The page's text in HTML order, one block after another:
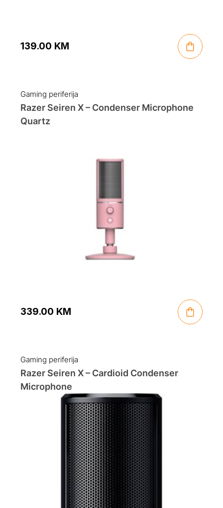
139.00 KM
Gaming periferija
Razer Seiren X – Condenser Microphone
Quartz
339.00 KM
Gaming periferija
Razer Seiren X – Cardioid Condenser
Microphone